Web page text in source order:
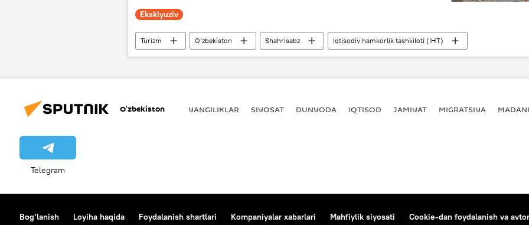
Eksklyuziv
Turizm O‘zbekiston Shahrisabz Iqtisodiy hamkorlik tashkiloti (IHT)
O‘zbekiston YANGILIKLAR SIYOSAT DUNYODA IQTISOD JAMIYAT MIGRATSIYA
Telegram
Bog‘lanish Loyiha haqida Foydalanish shartlari Kompaniyalar xabarlari Mahfiylik siyosati Cookie-dan foydalanish va